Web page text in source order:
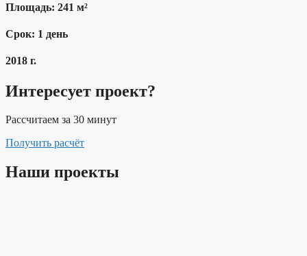
Площадь: 241 м²
Срок: 1 день
2018 г.
Интересует проект?
Рассчитаем за 30 минут
Получить расчёт
Наши проекты